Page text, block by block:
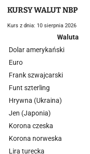
KURSY WALUT NBP
Kurs z dnia: 10 sierpnia 2026
Waluta
Dolar amerykański
Euro
Frank szwajcarski
Funt szterling
Hrywna (Ukraina)
Jen (Japonia)
Korona czeska
Korona norweska
Lira turecka